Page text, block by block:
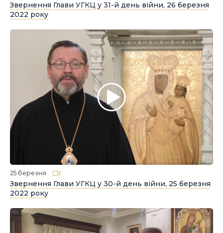
Звернення Глави УГКЦ у 31-й день війни, 26 березня
2022 року
25 березня
Звернення Глави УГКЦ у 30-й день війни, 25 березня
2022 року